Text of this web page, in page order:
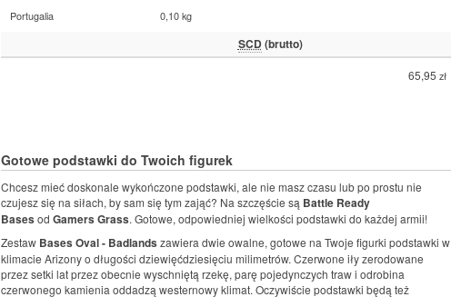
Portugalia
0,10 kg
SCD (brutto)
65,95 zł
Gotowe podstawki do Twoich figurek
Chcesz mieć doskonale wykończone podstawki, ale nie masz czasu lub po prostu nie
czujesz się na siłach, by sam się tym zająć? Na szczęście są Battle Ready
Bases od Gamers Grass. Gotowe, odpowiedniej wielkości podstawki do każdej armii!
Zestaw Bases Oval - Badlands zawiera dwie owalne, gotowe na Twoje figurki podstawki w
klimacie Arizony o długości dziewięćdziesięciu milimetrów. Czerwone iły zerodowane
przez setki lat przez obecnie wyschniętą rzekę, parę pojedynczych traw i odrobina
czerwonego kamienia oddadzą westernowy klimat. Oczywiście podstawki będą też